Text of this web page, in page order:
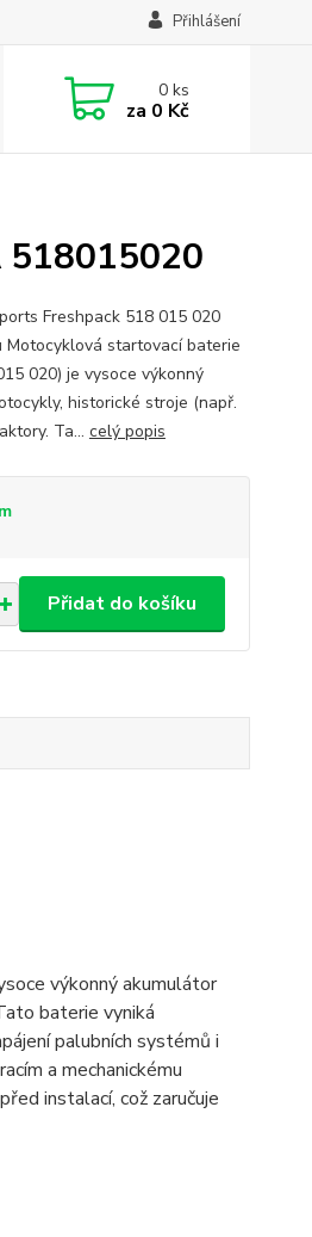
Přihlášení
0ks
za 0 Kč
518015020
Freshpack 518 015 020
startovací baterie
020) je vysoce výkonný
historické stroje (např.
Ta... celý popis
Přidat do košíku
výkonný akumulátor
baterie vyniká
palubních systémů i
a mechanickému
instalací, což zaručuje